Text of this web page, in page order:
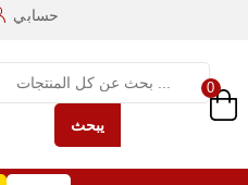
حسابي
يبحث
0